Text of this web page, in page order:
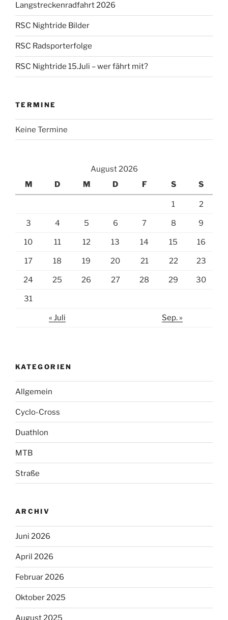
Langstreckenradfahrt 2026
RSC Nightride Bilder
RSC Radsporterfolge
RSC Nightride 15.Juli – wer fährt mit?
TERMINE
Keine Termine
August 2026
M
D M D F S S
1 2
3 4 5 6 7 8 9
10 11 12 13 14 15 16
17 18 19 20 21 22 23
24 25 26 27 28 29 30
31
« Juli Sep. »
KATEGORIEN
Allgemein
Cyclo-Cross
Duathlon
MTB
Straße
ARCHIV
Juni 2026
April 2026
Februar 2026
Oktober 2025
August 2025